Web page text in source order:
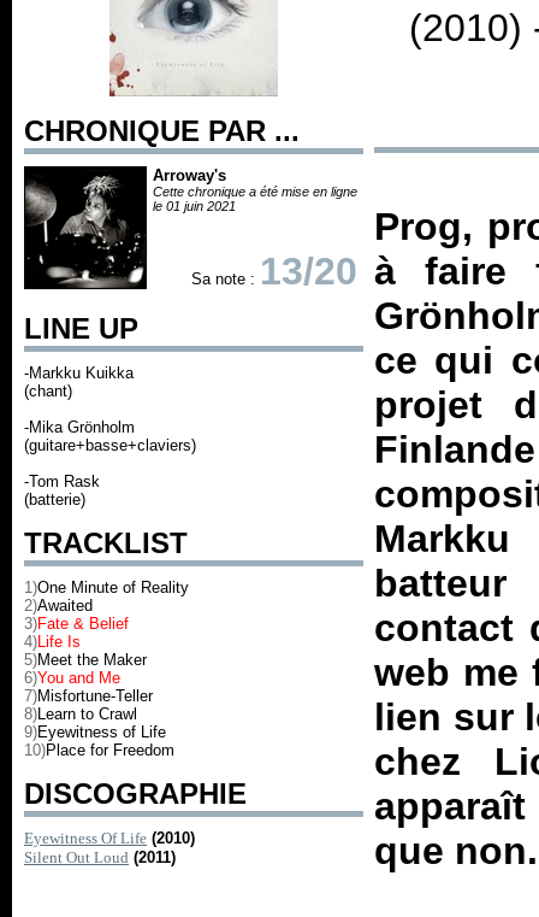
CHRONIQUE PAR ...
Arroway's
Cette chronique a été mise en ligne
le 01 juin 2021
Sa note : 13/20
LINE UP
-Markku Kuikka
(chant)
-Mika Grönholm
(guitare+basse+claviers)
-Tom Rask
(batterie)
TRACKLIST
1)One Minute of Reality
2)Awaited
3)Fate & Belief
4)Life Is
5)Meet the Maker
6)You and Me
7)Misfortune-Teller
8)Learn to Crawl
9)Eyewitness of Life
10)Place for Freedom
DISCOGRAPHIE
Eyewitness Of Life (2010)
Silent Out Loud (2011)
Prog,
à faire
ce qui
projet
batteur
contact
web me
lien sur
chez
que